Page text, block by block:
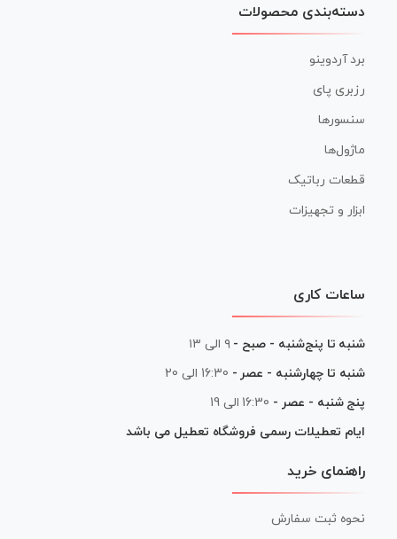
دسته‌بندی محصولات
برد آردوینو
رزبری پای
سنسورها
ماژول‌ها
قطعات رباتیک
ابزار و تجهیزات
ساعات کاری
شنبه تا پنج‌شنبه - صبح - ۹ الی ۱۳
شنبه تا چهارشنبه - عصر - 16:30 الی 20
پنج شنبه - عصر - 16:30 الی 19
ایام تعطیلات رسمی فروشگاه تعطیل می باشد
راهنمای خرید
نحوه ثبت سفارش